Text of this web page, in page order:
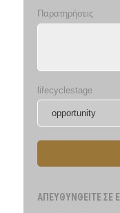
Παρατηρήσεις
lifecyclestage
ΑΠΕΥΘΥΝΘΕΙΤΕ ΣΕ